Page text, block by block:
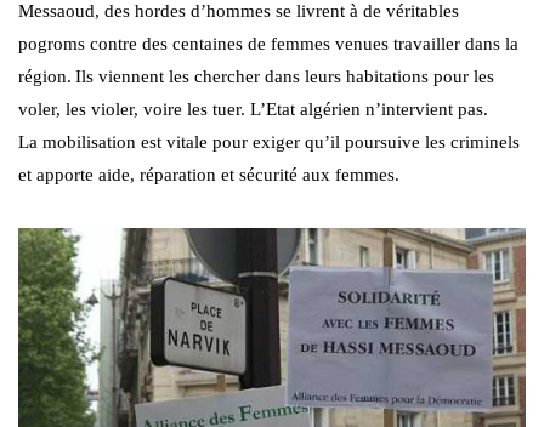
Messaoud, des hordes d’hommes se livrent à de véritables
pogroms contre des centaines de femmes venues travailler dans la
région. Ils viennent les chercher dans leurs habitations pour les
voler, les violer, voire les tuer. L’Etat algérien n’intervient pas.
La mobilisation est vitale pour exiger qu’il poursuive les criminels
et apporte aide, réparation et sécurité aux femmes.